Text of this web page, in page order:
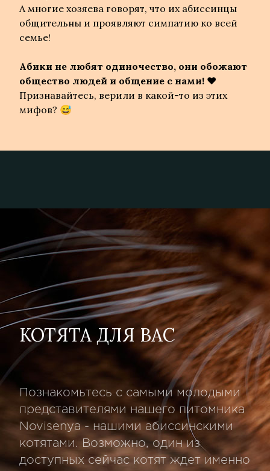
А многие хозяева говорят, что их абиссинцы
общительны и проявляют симпатию ко всей
семье!
Абики не любят одиночество, они обожают
общество людей и общение с нами! ❤️
Признавайтесь, верили в какой-то из этих
мифов? 😅
КОТЯТА ДЛЯ ВАС
Познакомьтесь с самыми молодыми
представителями нашего питомника
Novisenya - нашими абиссинскими
котятами. Возможно, один из
доступных сейчас котят ждет именно